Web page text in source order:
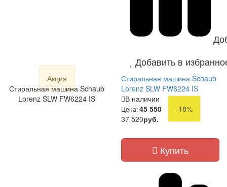
Добавить в
Акция
Стиральная машина Schaub
Lorenz SLW FW6224 IS
Стиральная машина Schaub
Lorenz SLW FW6224 IS
В наличии
Цена:45 550
-18%
37 520руб.
Купить